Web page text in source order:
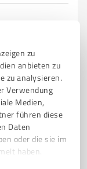
zu
anbieten zu
zu analysieren.
Verwendung
Medien,
führen diese
Daten
oder die sie im
haben.